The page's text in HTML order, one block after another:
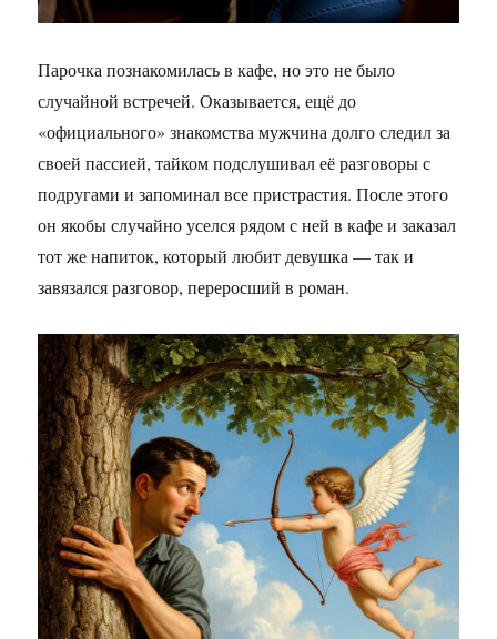
Парочка познакомилась в кафе, но это не было
случайной встречей. Оказывается, ещё до
«официального» знакомства мужчина долго следил за
своей пассией, тайком подслушивал её разговоры с
подругами и запоминал все пристрастия. После этого
он якобы случайно уселся рядом с ней в кафе и заказал
тот же напиток, который любит девушка — так и
завязался разговор, переросший в роман.